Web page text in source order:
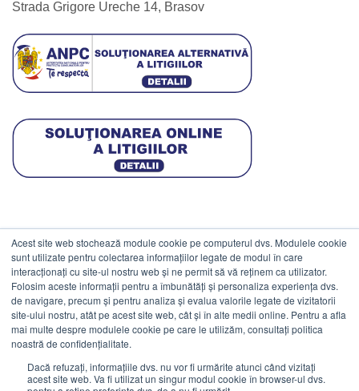
Acest site web stochează module cookie pe computerul dvs. Modulele cookie
sunt utilizate pentru colectarea informațiilor legate de modul în care
interacționați cu site-ul nostru web și ne permit să vă reținem ca utilizator.
Folosim aceste informații pentru a îmbunătăți și personaliza experiența dvs.
de navigare, precum și pentru analiza și evalua valorile legate de vizitatorii
site-ului nostru, atât pe acest site web, cât și în alte medii online. Pentru a afla
mai multe despre modulele cookie pe care le utilizăm, consultați politica
noastră de confidențialitate.
Dacă refuzați, informațiile dvs. nu vor fi urmărite atunci când vizitați
acest site web. Va fi utilizat un singur modul cookie în browser-ul dvs.
Strada Grigore Ureche 14, Brasov
DATE COMERCIALE
ESTICO S.R.L.
CIF: RO1094402.
Reg.Com: J08/469/1991.